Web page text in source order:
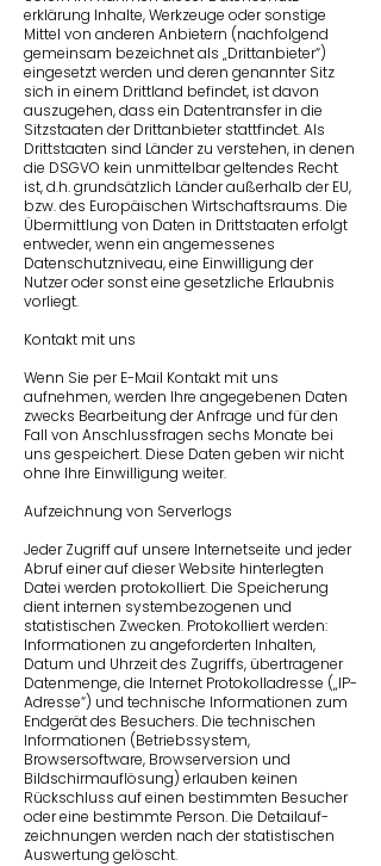
erklärung Inhalte, Werkzeuge oder sonstige
Mittel von anderen Anbietern (nachfolgend
gemeinsam bezeichnet als „Drittanbieter“)
eingesetzt werden und deren genannter Sitz
sich in einem Drittland befindet, ist davon
auszugehen, dass ein Datentransfer in die
Sitzstaaten der Drittanbieter stattfindet. Als
Drittstaaten sind Länder zu verstehen, in denen
die DSGVO kein unmittelbar geltendes Recht
ist, d.h. grundsätzlich Länder außerhalb der EU,
bzw. des Europäischen Wirtschaftsraums. Die
Übermittlung von Daten in Drittstaaten erfolgt
entweder, wenn ein angemessenes
Datenschutzniveau, eine Einwilligung der
Nutzer oder sonst eine gesetzliche Erlaubnis
vorliegt.
Kontakt mit uns
Wenn Sie per E-Mail Kontakt mit uns
aufnehmen, werden Ihre angegebenen Daten
zwecks Bearbeitung der Anfrage und für den
Fall von Anschlussfragen sechs Monate bei
uns gespeichert. Diese Daten geben wir nicht
ohne Ihre Einwilligung weiter.
Aufzeichnung von Serverlogs
Jeder Zugriff auf unsere Internetseite und jeder
Abruf einer auf dieser Website hinterlegten
Datei werden protokolliert. Die Speicherung
dient internen systembezogenen und
statistischen Zwecken. Protokolliert werden:
Informationen zu angeforderten Inhalten,
Datum und Uhrzeit des Zugriffs, übertragener
Datenmenge, die Internet Protokolladresse („IP-
Adresse“) und technische Informationen zum
Endgerät des Besuchers. Die technischen
Informationen (Betriebssystem,
Browsersoftware, Browserversion und
Bildschirmauflösung) erlauben keinen
Rückschluss auf einen bestimmten Besucher
oder eine bestimmte Person. Die Detail­auf­
zeichnungen werden nach der statistischen
Auswertung gelöscht.